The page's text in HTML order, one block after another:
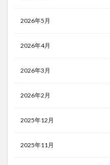
2026年5月
2026年4月
2026年3月
2026年2月
2025年12月
2025年11月